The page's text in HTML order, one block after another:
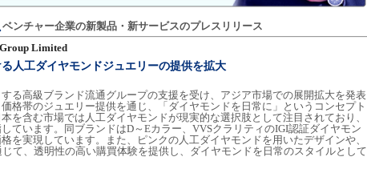
ベンチャー企業の新製品・新サービスのプレスリリース
Limited
人工ダイヤモンドジュエリーの提供を拡大
る高級ブランド流通グループの支援を受け、アジア市場での展開拡大を発表
格帯のジュエリー提供を通じ、「ダイヤモンドを日常に」というコンセプト
を含む市場では人工ダイヤモンドが現実的な選択肢として注目されており、
ています。同ブランドはD～Eカラー、VVSクラリティのIGI認証ダイヤモン
を実現しています。また、ピンクの人工ダイヤモンドを用いたデザインや、
て、透明性の高い購買体験を提供し、ダイヤモンドを日常のスタイルとして